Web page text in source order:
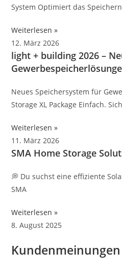
System Opti­miert das
Weiterlesen »
12. März 2026
light + building 2026 –
Neues Speichersystem für
Storage XL Package Einfach.
Weiterlesen »
11. März 2026
SMA Home Storage
💭 Du suchst eine effiziente
SMA
Weiterlesen »
8. August 2025
Kundenmeinungen